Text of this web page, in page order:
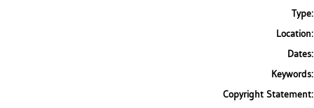
Type:
Location:
Dates:
Keywords:
Copyright Statement: